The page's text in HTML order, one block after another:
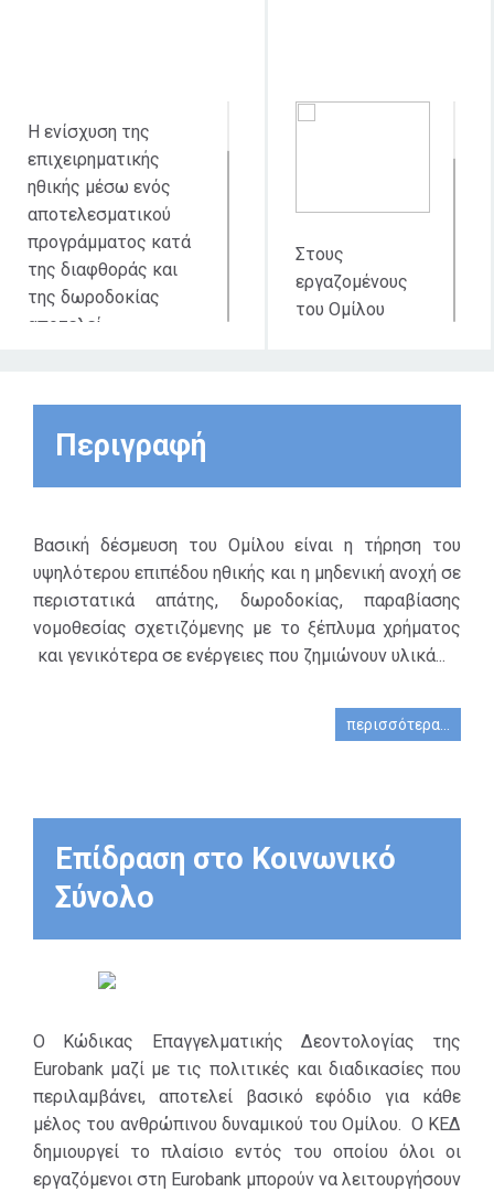
Η ενίσχυση της
επιχειρηματικής
ηθικής μέσω ενός
αποτελεσματικού
προγράμματος κατά
της διαφθοράς και
της δωροδοκίας
αποτελεί
προστατεύει τη φήμη
του Ομίλου και
αυξάνει την
εμπιστοσύνη των
εργαζομένων και των
πελατών.
Στο πλαίσιο αυτό, ο
προσωπικό να
λειτουργεί με
αποτελεσματικότητα,
διαφάνεια και
συνέπεια.
Στους
εργαζομένους
του Ομίλου
και σε κάθε
τρίτο που
αποκτά
πρόσβαση στα
αρχεία και τις
του Ομίλου και
εταιρεία του
Περιγραφή
Βασική δέσμευση του Ομίλου είναι η τήρηση του
υψηλότερου επιπέδου ηθικής και η μηδενική ανοχή σε
περιστατικά απάτης, δωροδοκίας, παραβίασης
νομοθεσίας σχετιζόμενης με το ξέπλυμα χρήματος
και γενικότερα σε ενέργειες που ζημιώνουν υλικά...
περισσότερα...
Επίδραση στο Κοινωνικό
Σύνολο
Ο Κώδικας Επαγγελματικής Δεοντολογίας της
Eurobank μαζί με τις πολιτικές και διαδικασίες που
περιλαμβάνει, αποτελεί βασικό εφόδιο για κάθε
μέλος του ανθρώπινου δυναμικού του Ομίλου. Ο ΚΕΔ
δημιουργεί το πλαίσιο εντός του οποίου όλοι οι
εργαζόμενοι στη Eurobank μπορούν να λειτουργήσουν